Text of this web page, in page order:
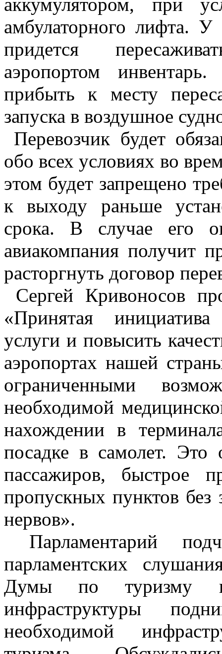
амбулаторного лифта.
придется
аэропортом
прибыть к месту
запуска в воздушное
Перевозчик будет
обо всех условиях во
этом будет запрещено
к выходу раньше
срока. В случае его
авиакомпания получит
расторгнуть договор
Сергей Кривоносов
«Принятая инициатива
услуги и повысить
аэропортах нашей
ограниченными
необходимой
нахождении в
посадке в самолет. Это
пассажиров, быстрое
пропускных пунктов
нервов».
Парламентарий
парламентских
Думы по туризму и
инфраструктуры
необходимой